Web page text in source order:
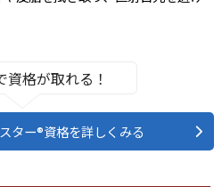
資格が取れる！
ター®資格を詳しくみる